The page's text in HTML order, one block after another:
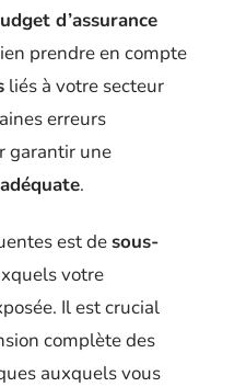
d’assurance
prendre en compte
liés à votre secteur
erreurs
garantir une
.
est desous-
votre
Il est crucial
complète des
auxquels vous